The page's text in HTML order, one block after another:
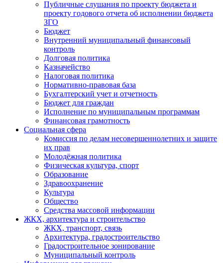
Публичные слушания по проекту бюджета и
проекту годового отчета об исполнении бюджета
ЗГО
Бюджет
Внутренний муниципальный финансовый
контроль
Долговая политика
Казначейство
Налоговая политика
Нормативно-правовая база
Бухгалтерский учет и отчетность
Бюджет для граждан
Исполнение по муниципальным программам
Финансовая грамотность
Социальная сфера
Комиссия по делам несовершеннолетних и защите
их прав
Молодёжная политика
Физическая культура, спорт
Образование
Здравоохранение
Культура
Общество
Средства массовой информации
ЖКХ, архитектура и строительство
ЖКХ, транспорт, связь
Архитектура, градостроительство
Градостроительное зонирование
Муниципальный контроль